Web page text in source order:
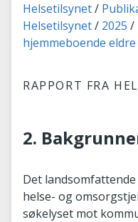
Du er her:
Helsetilsynet
Helsetilsynet
2025
hjemmeboende
RAPPORT FRA
2.
Det
helse- og
søkelyset mot